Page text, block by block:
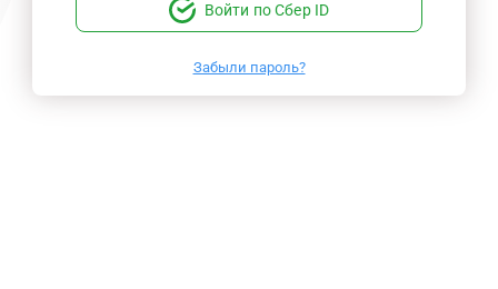
Войти по Сбер ID
Забыли пароль?